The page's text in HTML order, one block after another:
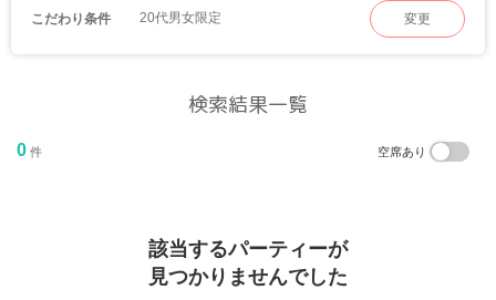
こだわり条件 20代男女限定 変更
検索結果一覧
0 件 空席あり
該当するパーティーが
見つかりませんでした